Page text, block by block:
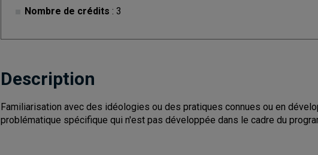
Nombre de crédits : 3
Description
Familiarisation avec des idéologies ou des pratiques connues ou en
problématique spécifique qui n'est pas développée dans le cadre du